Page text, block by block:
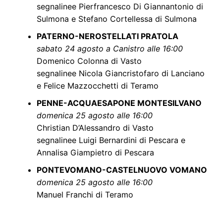
segnalinee Pierfrancesco Di Giannantonio di
Sulmona e Stefano Cortellessa di Sulmona
PATERNO-NEROSTELLATI PRATOLA
sabato 24 agosto a Canistro alle 16:00
Domenico Colonna di Vasto
segnalinee Nicola Giancristofaro di Lanciano
e Felice Mazzocchetti di Teramo
PENNE-ACQUAESAPONE MONTESILVANO
domenica 25 agosto alle 16:00
Christian D’Alessandro di Vasto
segnalinee Luigi Bernardini di Pescara e
Annalisa Giampietro di Pescara
PONTEVOMANO-CASTELNUOVO VOMANO
domenica 25 agosto alle 16:00
Manuel Franchi di Teramo